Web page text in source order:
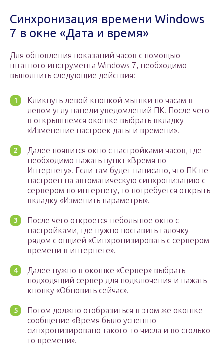
Синхронизация времени Windows
7 в окне «Дата и время»
Для обновления показаний часов с помощью
штатного инструмента Windows 7, необходимо
выполнить следующие действия:
Кликнуть левой кнопкой мышки по часам в
левом углу панели уведомлений ПК. После чего
в открывшемся окошке выбрать вкладку
«Изменение настроек даты и времени».
Далее появится окно с настройками часов, где
необходимо нажать пункт «Время по
Интернету». Если там будет написано, что ПК не
настроен на автоматическую синхронизацию с
сервером по интернету, то потребуется открыть
вкладку «Изменить параметры».
После чего откроется небольшое окно с
настройками, где нужно поставить галочку
рядом с опцией «Синхронизировать с сервером
времени в интернете».
Далее нужно в окошке «Сервер» выбрать
подходящий сервер для подключения и нажать
кнопку «Обновить сейчас».
Потом должно отобразиться в этом же окошке
сообщение «Время было успешно
синхронизировано такого-то числа и во столько-
то времени».